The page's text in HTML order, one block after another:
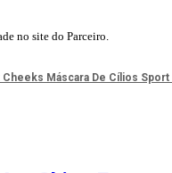
no site do Parceiro.
Cheeks Máscara De Cílios